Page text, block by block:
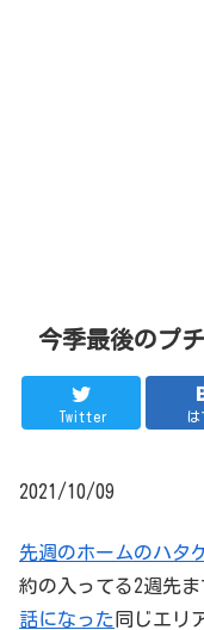
今季最後のプ
Twitter は
2021/10/09
先週のホームのハタ
約の入ってる2週先ま
話になった 同じエリ